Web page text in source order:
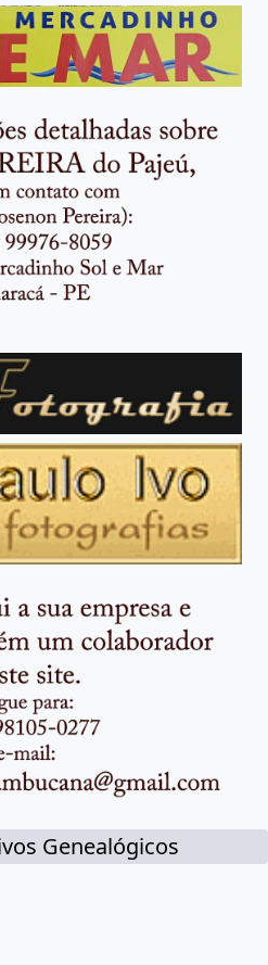
Genealógicos